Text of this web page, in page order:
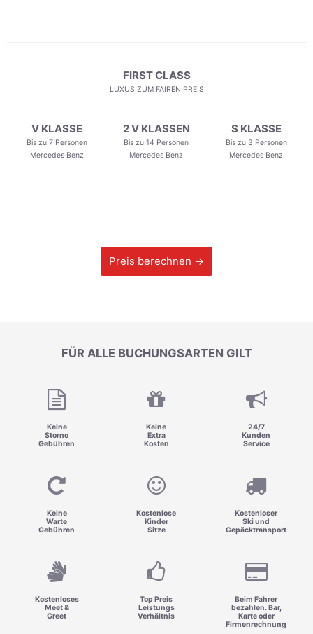
FIRST CLASS
LUXUS ZUM FAIREN PREIS
V KLASSE
Bis zu 7 Personen
Mercedes Benz
2 V KLASSEN
Bis zu 14 Personen
Mercedes Benz
S KLASSE
Bis zu 3 Personen
Mercedes Benz
Preis berechnen →
FÜR ALLE BUCHUNGSARTEN GILT
Keine
Storno
Gebühren
Keine
Extra
Kosten
24/7
Kunden
Service
Keine
Warte
Gebühren
Kostenlose
Kinder
Sitze
Kostenloser
Ski und
Gepäcktransport
Kostenloses
Meet &
Greet
Top Preis
Leistungs
Verhältnis
Beim Fahrer
bezahlen. Bar,
Karte oder
Firmenrechnung